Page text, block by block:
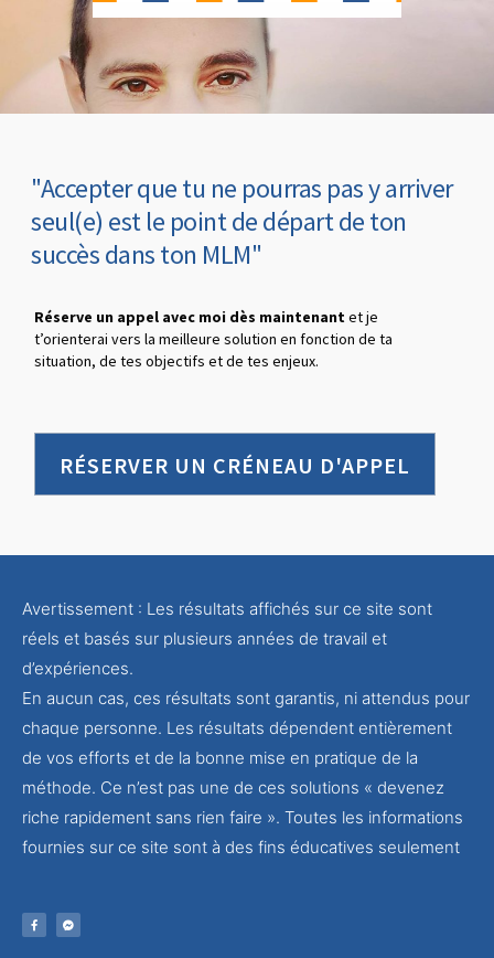
"Accepter que tu ne pourras pas y arriver
seul(e) est le point de départ de ton
succès dans ton MLM"
Réserve un appel avec moi dès maintenantet je
t’orienterai vers la meilleure solution en fonction de ta
situation, de tes objectifs et de tes enjeux.
RÉSERVER UN CRÉNEAU D'APPEL
Avertissement : Les résultats affichés sur ce site sont
réels et basés sur plusieurs années de travail et
d’expériences.
En aucun cas, ces résultats sont garantis, ni attendus pour
chaque personne. Les résultats dépendent entièrement
de vos efforts et de la bonne mise en pratique de la
méthode. Ce n’est pas une de ces solutions « devenez
riche rapidement sans rien faire ». Toutes les informations
fournies sur ce site sont à des fins éducatives seulement